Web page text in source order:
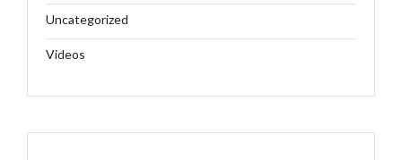
Uncategorized
Videos